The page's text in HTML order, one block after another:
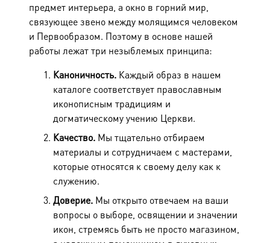
предмет интерьера, а окно в горний мир,
связующее звено между молящимся человеком
и Первообразом. Поэтому в основе нашей
работы лежат три незыблемых принципа:
Каноничность. Каждый образ в нашем
каталоге соответствует православным
иконописным традициям и
догматическому учению Церкви.
Качество. Мы тщательно отбираем
материалы и сотрудничаем с мастерами,
которые относятся к своему делу как к
служению.
Доверие. Мы открыто отвечаем на ваши
вопросы о выборе, освящении и значении
икон, стремясь быть не просто магазином,